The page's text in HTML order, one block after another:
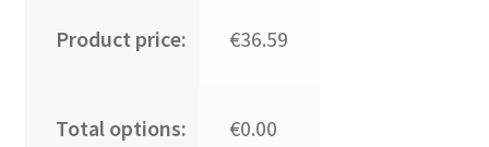
Product price: €36.59
Total options: €0.00